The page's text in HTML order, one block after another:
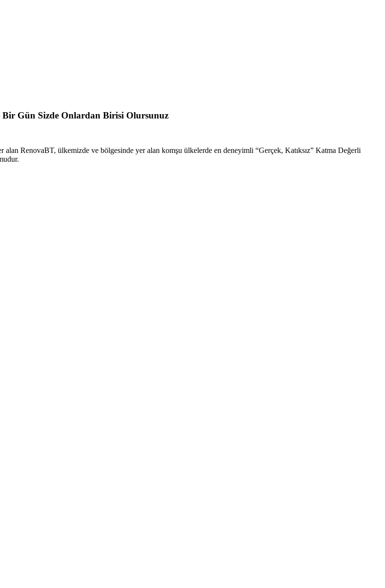
Gün Sizde Onlardan Birisi Olursunuz
RenovaBT, ülkemizde ve bölgesinde yer alan komşu ülkelerde en deneyimli “Gerçek, Katıksız” Katma Değerli